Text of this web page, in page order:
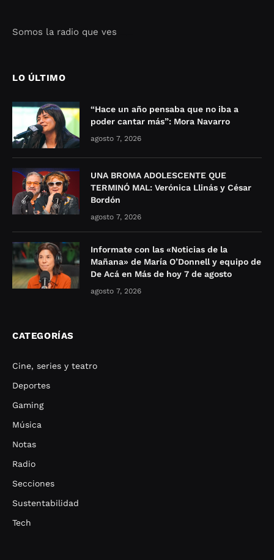
Somos la radio que ves
LO ÚLTIMO
“Hace un año pensaba que no iba a
poder cantar más”: Mora Navarro
agosto 7, 2026
UNA BROMA ADOLESCENTE QUE
TERMINÓ MAL: Verónica Llinás y César
Bordón
agosto 7, 2026
Informate con las «Noticias de la
Mañana» de María O’Donnell y equipo de
De Acá en Más de hoy 7 de agosto
agosto 7, 2026
CATEGORÍAS
Cine, series y teatro
Deportes
Gaming
Música
Notas
Radio
Secciones
Sustentabilidad
Tech